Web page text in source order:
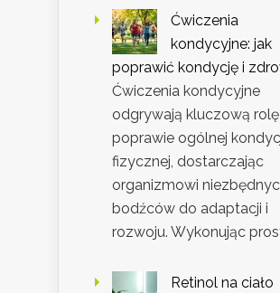
Ćwiczenia
kondycyjne: jak
poprawić kondycję i
Ćwiczenia kondycyjne
odgrywają kluczową
poprawie ogólnej
fizycznej, dostarczając
organizmowi
bodźców do adaptacji i
rozwoju. Wykonując
Retinol na ciało